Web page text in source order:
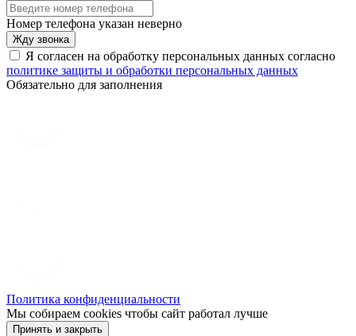
Номер телефона указан неверно
Жду звонка
Я согласен на обработку персональных данных согласно
политике защиты и обработки персональных данных
Обязательно для заполнения
Политика конфиденциальности
Мы собираем cookies чтобы сайт работал лучше
Принять и закрыть